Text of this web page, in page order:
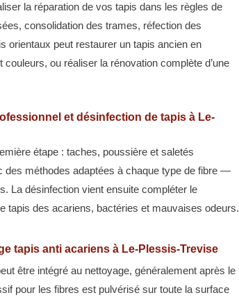
la réparation de vos tapis dans les règles de
consolidation des trames, réfection des
orientaux peut restaurer un tapis ancien en
ou réaliser la rénovation complète d’une
et désinfection de tapis à Le-
étape : taches, poussière et saletés
des méthodes adaptées à chaque type de fibre —
La désinfection vient ensuite compléter le
tapis des acariens, bactéries et mauvaises odeurs.
tapis anti acariens à Le-Plessis-Trevise
être intégré au nettoyage, généralement après le
pour les fibres est pulvérisé sur toute la surface